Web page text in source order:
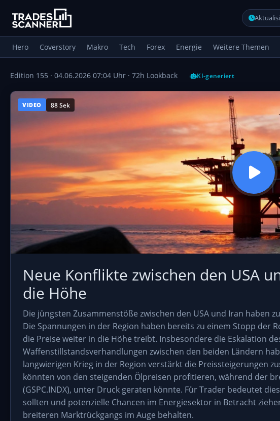
Hero Coverstory Makro Tech Forex Energie Weitere Themen
Edition 155 · 04.06.2026 07:04 Uhr · 72h Lookback KI-generiert
VIDEO 88 Sek
Neue Konflikte zwischen den USA
die Höhe
Die jüngsten Zusammenstöße zwischen den USA und Iran haben
Die Spannungen in der Region haben bereits zu einem Stopp der
die Preise weiter in die Höhe treibt. Insbesondere die Eskalation
Waffenstillstandsverhandlungen zwischen den beiden Ländern
langwierigen Krieg in der Region verstärkt die Preissteigerungen
könnten von den steigenden Ölpreisen profitieren, während der
(GSPC.INDX), unter Druck geraten könnte. Für Trader bedeutet
sollten und potenzielle Chancen im Energiesektor in Betracht
breiteren Marktrückgangs im Auge behalten.